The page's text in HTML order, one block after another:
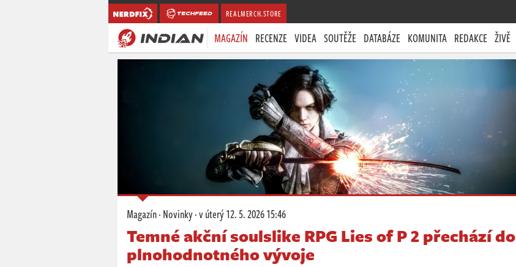
REALMERCH.STORE
MAGAZÍN RECENZE VIDEA SOUTĚŽE DATABÁZE KOMUNITA REDAKCE ŽIVĚ
Magazín·Novinky·v úterý12. 5. 2026 15:46
Temné akční soulslike RPG Lies of P 2 přechází do
plnohodnotného vývoje